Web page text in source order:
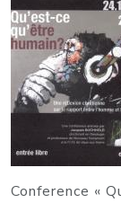
Conference «